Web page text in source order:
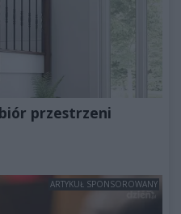
przestrzeni
ARTYKUŁ SPONSOROWANY